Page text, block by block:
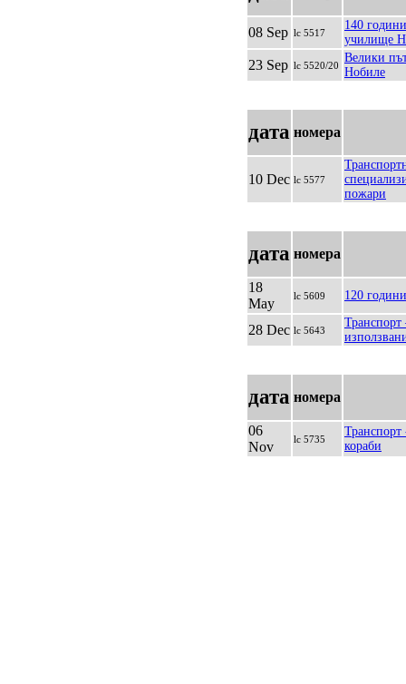
08 Sep lc 5517
140
училище
23 Sep lc 5520/20
Велики
Нобиле
дата номера
10 Dec lc 5577
пожари
дата номера
18
May
lc 5609 120
28 Dec lc 5643
Транспорт
дата номера
06
Nov
lc 5735
Транспорт
кораби